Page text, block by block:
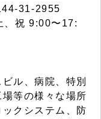
31-2955
祝 9:00〜17:
ル、病院、特別
等の様々な場所
クシステム、防